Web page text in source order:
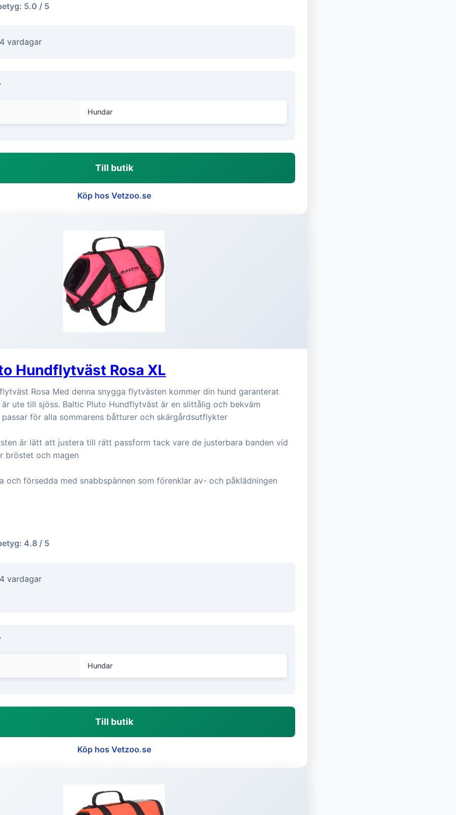
5.0 / 5
vardagar
Hundar
Till butik
Köp hos Vetzoo.se
Hundflytväst Rosa XL
Rosa Med denna snygga flytvästen kommer din hund garanterat
ute till sjöss. Baltic Pluto Hundflytväst är en slittålig och bekväm
för alla sommarens båtturer och skärgårdsutflykter
är lätt att justera till rätt passform tack vare de justerbara banden vid
bröstet och magen
och försedda med snabbspännen som förenklar av- och påklädningen
4.8 / 5
vardagar
Hundar
Till butik
Köp hos Vetzoo.se